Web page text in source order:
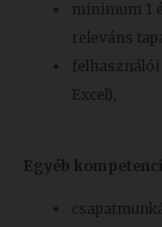
minimum 1
releváns
Excel),
Egyéb